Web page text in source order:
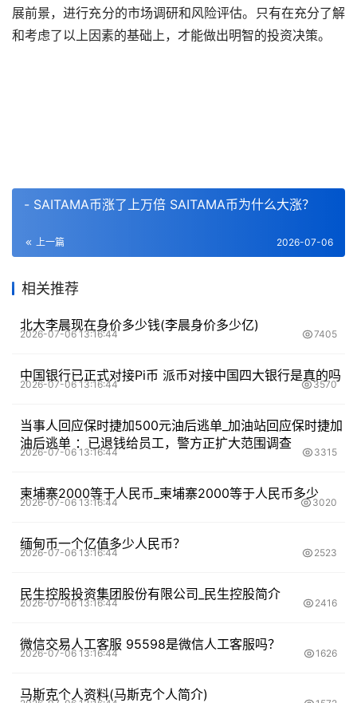
展前景，进行充分的市场调研和风险评估。只有在充分了解
和考虑了以上因素的基础上，才能做出明智的投资决策。
- SAITAMA币涨了上万倍 SAITAMA币为什么大涨？
上一篇 2026-07-06
相关推荐
北大李晨现在身价多少钱(李晨身价多少亿)
2026-07-06 13:16:44 7405
中国银行已正式对接Pi币 派币对接中国四大银行是真的吗
2026-07-06 13:16:44 3570
当事人回应保时捷加500元油后逃单_加油站回应保时捷加
油后逃单 ：已退钱给员工，警方正扩大范围调查
2026-07-06 13:16:44 3315
柬埔寨2000等于人民币_柬埔寨2000等于人民币多少
2026-07-06 13:16:44 3020
缅甸币一个亿值多少人民币？
2026-07-06 13:16:44 2523
民生控股投资集团股份有限公司_民生控股简介
2026-07-06 13:16:44 2416
微信交易人工客服 95598是微信人工客服吗？
2026-07-06 13:16:44 1626
马斯克个人资料(马斯克个人简介)